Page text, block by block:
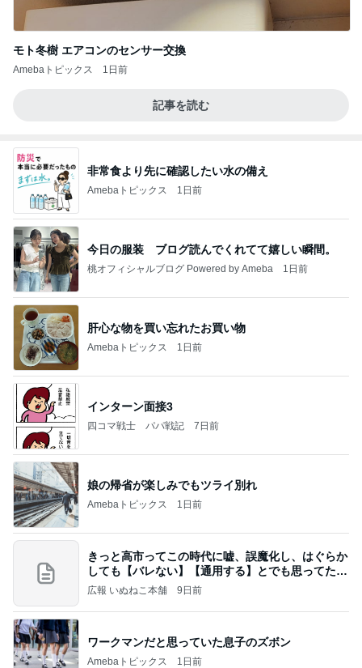
モト冬樹 エアコンのセンサー交換
Amebaトピックス 1日前
記事を読む
非常食より先に確認したい水の備え
Amebaトピックス 1日前
今日の服装 ブログ読んでくれてて嬉しい瞬間。
桃オフィシャルブログ Powered by Ameba 1日前
肝心な物を買い忘れたお買い物
Amebaトピックス 1日前
インターン面接3
四コマ戦士 パパ戦記 7日前
娘の帰省が楽しみでもツライ別れ
Amebaトピックス 1日前
きっと高市ってこの時代に嘘、誤魔化し、はぐらか
しても【バレない】【通用する】とでも思ってたん
だろ
広報 いぬねこ本舗 9日前
ワークマンだと思っていた息子のズボン
Amebaトピックス 1日前